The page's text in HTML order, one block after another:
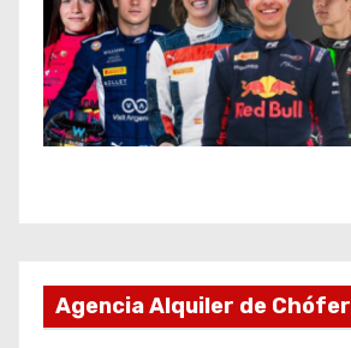
Agencia Alquiler de Chófer